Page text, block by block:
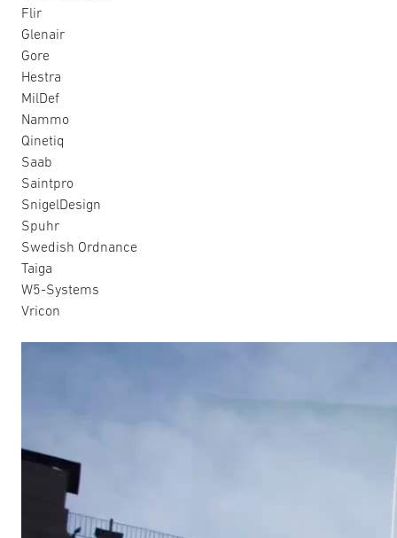
Flir
Glenair
Gore
Hestra
MilDef
Nammo
Qinetiq
Saab
Saintpro
SnigelDesign
Spuhr
Swedish Ordnance
Taiga
W5-Systems
Vricon